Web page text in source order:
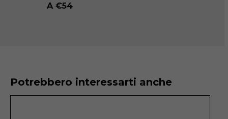
A €54
Potrebbero interessarti anche